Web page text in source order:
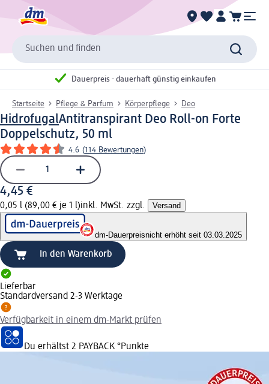
Suchen und finden
Dauerpreis - dauerhaft günstig einkaufen
Startseite Pflege & Parfum Körperpflege Deo
HidrofugalAntitranspirant Deo Roll-on Forte
Doppelschutz, 50 ml
4.6 (114 Bewertungen)
4,45 €
0,05 l (89,00 € je 1 l)inkl. MwSt. zzgl. Versand
dm-Dauerpreisnicht erhöht seit 03.03.2025
In den Warenkorb
Lieferbar
Standardversand 2-3 Werktage
Verfügbarkeit in einem dm-Markt prüfen
Du erhältst 2 PAYBACK °Punkte